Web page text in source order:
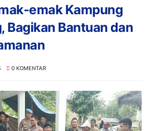
emak Kampung
Bagikan Bantuan dan
0 KOMENTAR